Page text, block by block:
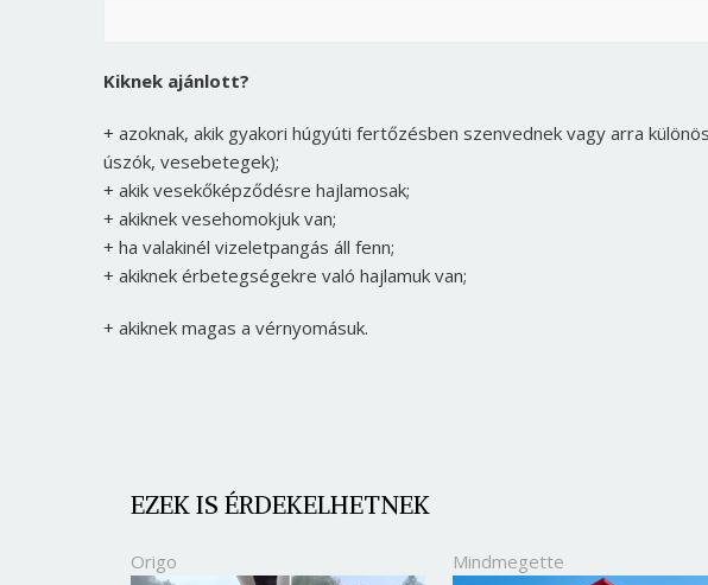
Kiknek ajánlott?
+ azoknak, akik gyakori húgyúti fertőzésben szenvednek vagy arra
úszók, vesebetegek);
+ akik vesekőképződésre hajlamosak;
+ akiknek vesehomokjuk van;
+ ha valakinél vizeletpangás áll fenn;
+ akiknek érbetegségekre való hajlamuk van;
+ akiknek magas a vérnyomásuk.
EZEK IS ÉRDEKELHETNEK
Origo Mindmegette E-mail cím